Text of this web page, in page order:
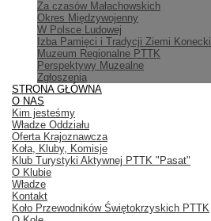
Za czasów Małachowskich
Okres Międzywojenny
W Polsce Ludowej
Izba Pamięci i Tradycji Ziemi
Muzeum Regionalne PTTK
Perspektywy Muzealne
Zgłoszenia
STRONA GŁÓWNA
O NAS
Kim jesteśmy
Władze Oddziału
Oferta Krajoznawcza
Koła, Kluby, Komisje
Klub Turystyki Aktywnej PTTK "Pasat"
O Klubie
Władze
Kontakt
Koło Przewodników Świętokrzyskich PTTK